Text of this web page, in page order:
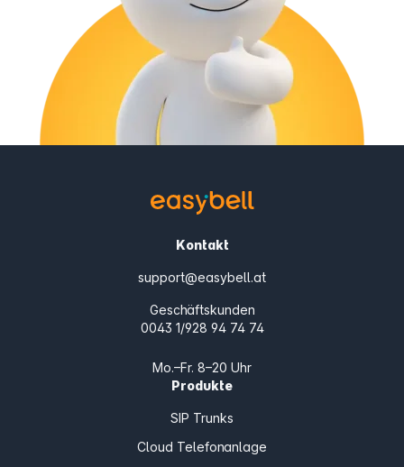
Kontakt
support@easybell.at
Geschäftskunden
0043 1/928 94 74 74
Mo.–Fr. 8–20 Uhr
Produkte
SIP Trunks
Cloud Telefonanlage